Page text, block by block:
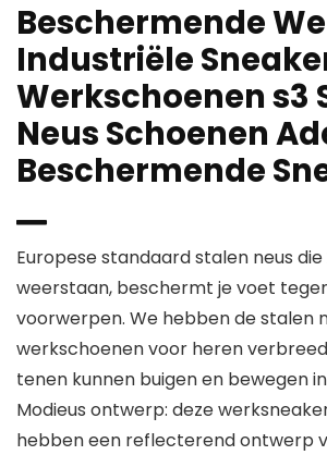
Beschermende
Industriële
Werkschoenen s3
Neus Schoenen
Beschermende
▁
Europese standaard stalen neus
weerstaan, beschermt je voet
voorwerpen. We hebben de stalen
werkschoenen voor heren
tenen kunnen buigen en bewegen
Modieus ontwerp: deze
hebben een reflecterend ontwerp